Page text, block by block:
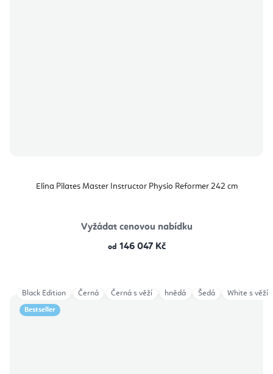
Elina Pilates Master Instructor Physio Reformer 242 cm
Vyžádat cenovou nabídku
od 146 047 Kč
Bestseller
Black Edition Černá Černá s věží hnědá Šedá White s věží